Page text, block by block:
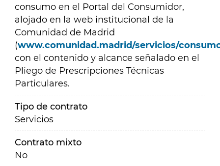
consumo en el Portal del Consumidor,
alojado en la web institucional de la
Comunidad de Madrid
(www.comunidad.madrid/servicios/
con el contenido y alcance señalado en el
Pliego de Prescripciones Técnicas
Particulares.
Tipo de contrato
Servicios
Contrato mixto
No